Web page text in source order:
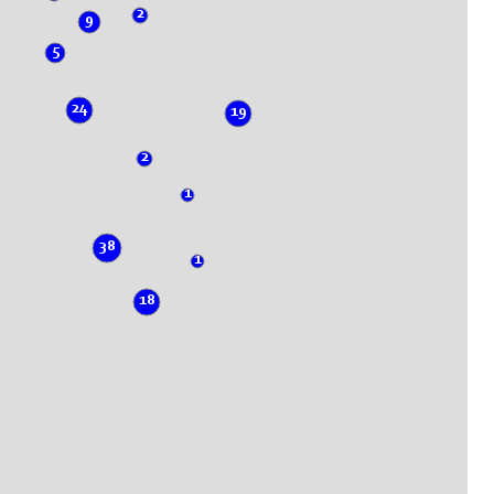
18
2
19
38
9
5
1
24
1
2